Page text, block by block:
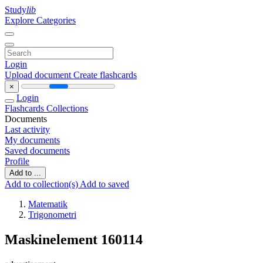
Studylib
Explore Categories
Login
Upload document Create flashcards
×
Login
Flashcards Collections
Documents
Last activity
My documents
Saved documents
Profile
Add to ...
Add to collection(s) Add to saved
Matematik
Trigonometri
Maskinelement 160114